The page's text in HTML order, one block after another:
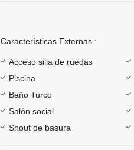
Características Externas :
Acceso silla de ruedas
Piscina
Baño Turco
Salón social
Shout de basura